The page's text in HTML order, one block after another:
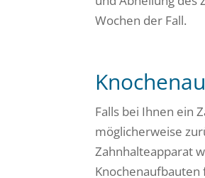
Wochen der Fall.
Falls bei Ihnen ein
möglicherweise
Zahnhalteapparat